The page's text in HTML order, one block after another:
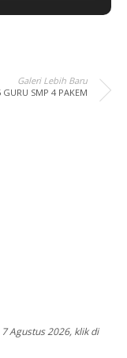
Galeri Lebih Baru
GURU SMP 4 PAKEM
Agustus 2026, klik di